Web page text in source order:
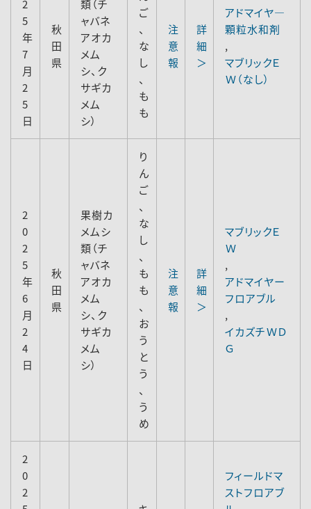
2
5
年
7
月
2
5
日
秋
田
県
類（チ
ャバネ
アオカ
メム
シ、ク
サギカ
メム
シ）
ご
、
な
し
、
も
も
注
意
報
詳
細
＞
アドマイヤ―
顆粒水和剤
,
マブリックＥ
Ｗ（なし）
2
0
2
5
年
6
月
2
4
日
秋
田
県
果樹カ
メムシ
類（チ
ャバネ
アオカ
メム
シ、ク
サギカ
メム
シ）
り
ん
ご
、
な
し
、
も
も
、
お
う
と
う
、
う
め
注
意
報
詳
細
＞
マブリックＥ
Ｗ
,
アドマイヤー
フロアブル
,
イカズチＷＤ
Ｇ
2
0
2
フィールドマ
ストフロアブ